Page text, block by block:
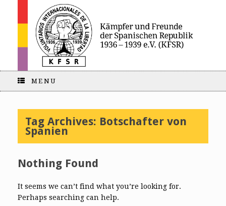
MENU
Tag Archives: Botschafter von
Spanien
Nothing Found
It seems we can’t find what you’re looking for.
Perhaps searching can help.